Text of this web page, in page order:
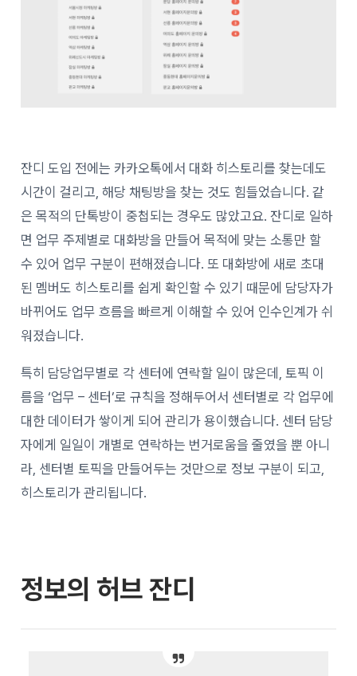
잔디 도입 전에는 카카오톡에서 대화 히스토리를 찾는데도
시간이 걸리고, 해당 채팅방을 찾는 것도 힘들었습니다. 같
은 목적의 단톡방이 중첩되는 경우도 많았고요. 잔디로 일하
면 업무 주제별로 대화방을 만들어 목적에 맞는 소통만 할
수 있어 업무 구분이 편해졌습니다. 또 대화방에 새로 초대
된 멤버도 히스토리를 쉽게 확인할 수 있기 때문에 담당자가
바뀌어도 업무 흐름을 빠르게 이해할 수 있어 인수인계가 쉬
워졌습니다.
특히 담당업무별로 각 센터에 연락할 일이 많은데, 토픽 이
름을 ‘업무 – 센터’로 규칙을 정해두어서 센터별로 각 업무에
대한 데이터가 쌓이게 되어 관리가 용이했습니다. 센터 담당
자에게 일일이 개별로 연락하는 번거로움을 줄였을 뿐 아니
라, 센터별 토픽을 만들어두는 것만으로 정보 구분이 되고,
히스토리가 관리됩니다.
정보의 허브 잔디